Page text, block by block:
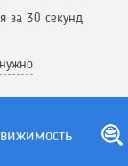
за 30 секунд